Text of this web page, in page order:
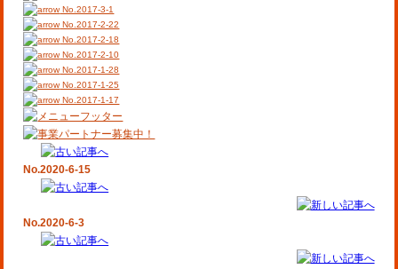
No.2017-3-1
No.2017-2-22
No.2017-2-18
No.2017-2-10
No.2017-1-28
No.2017-1-25
No.2017-1-17
No.2020-6-15
No.2020-6-3